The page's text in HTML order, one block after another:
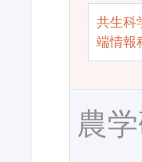
共生
端情報
農